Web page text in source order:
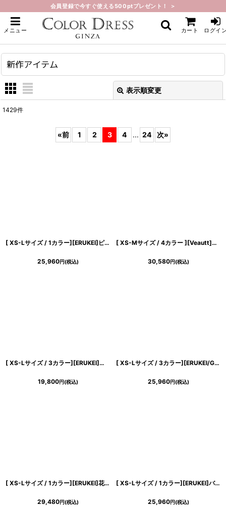
会員登録で今すぐ使える500ptプレゼント！ ＞
メニュー カート ログイ
ホーム > 新作アイテム
新作アイテム
表示順変更
1429件
«前 1 2 3 4 ... 24 次»
[ XS-Lサイズ / 1カラー][ERUKEI]ピンク・フレア・Aライン・ノースリーブ・ミニドレス・ワンピース[山崎みどり着用][送料無料] mypk
25,960円(税込)
[ XS-Mサイズ / 4カラー ][Veautt]ワンショルダー・ショルダーリボン・ビジュー・タイト・ミディアムドレス《送料＆代引き手数料無料》
30,580円(税込)
[ XS-Lサイズ / 3カラー][ERUKEI]半袖・シンプル・Ａライン・リボン・ミニドレス・ワンピース[送料無料]
19,800円(税込)
[ XS-Lサイズ / 3カラー][ERUKEI/GINZA COUTURE]キャミソール・タイト・シンプル・ミディアムドレス・ワンピース[送料無料]
25,960円(税込)
[ XS-Lサイズ / 1カラー][ERUKEI]花柄・シフォン・ティアードフリル・Aライン・レースポイント・ミディアムドレス・ワンピース[送料無料]
29,480円(税込)
[ XS-Lサイズ / 1カラー][ERUKEI]バイカラー・ビジューボタン・シンプル・オフショルダー・Aライン・ミニドレス・ワンピース[送料無料]
25,960円(税込)